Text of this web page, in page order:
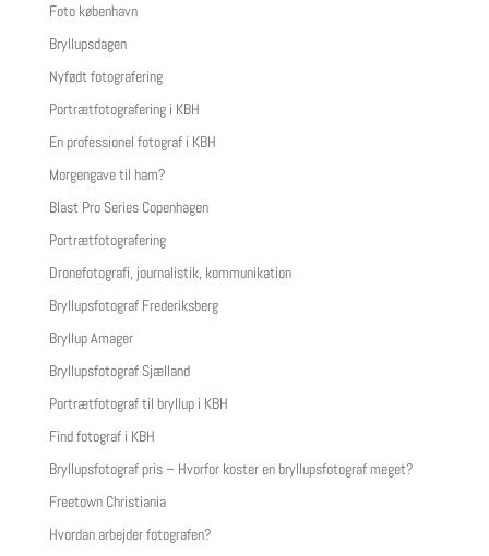
Foto københavn
Bryllupsdagen
Nyfødt fotografering
Portrætfotografering i KBH
En professionel fotograf i KBH
Morgengave til ham?
Blast Pro Series Copenhagen
Portrætfotografering
Dronefotografi, journalistik, kommunikation
Bryllupsfotograf Frederiksberg
Bryllup Amager
Bryllupsfotograf Sjælland
Portrætfotograf til bryllup i KBH
Find fotograf i KBH
Bryllupsfotograf pris – Hvorfor koster en bryllupsfotograf meget?
Freetown Christiania
Hvordan arbejder fotografen?